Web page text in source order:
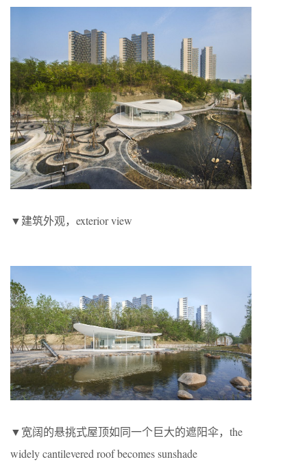
▼建筑外观，exterior view
▼宽阔的悬挑式屋顶如同一个巨大的遮阳伞，the
widely cantilevered roof becomes sunshade